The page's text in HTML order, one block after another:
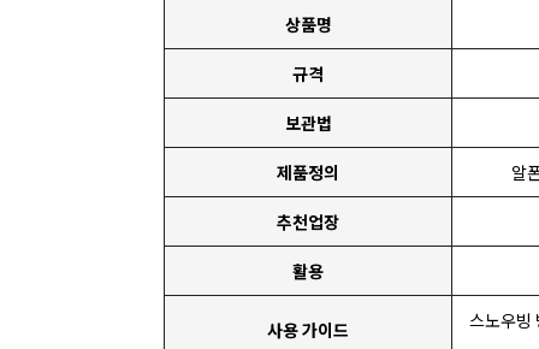
상품명
규격
보관법
제품정의 알
추천업장
활용
사용 가이드 스노우빙